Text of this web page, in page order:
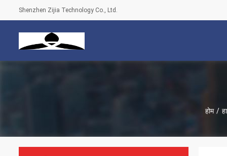
Shenzhen Zijia Technology Co., Ltd.
होम /